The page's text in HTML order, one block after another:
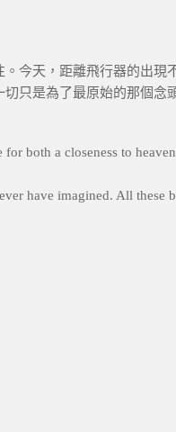
今天，距離飛行器的出現
只是為了最原始的那個念
both a closeness to
have imagined. All these